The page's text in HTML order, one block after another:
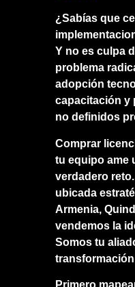
¿Sabías que
Y no es culpa
problema
adopción
capacitación y
no definidos
Comprar
tu equipo ame
verdadero
ubicada
Armenia,
vendemos la
Somos tu
Primero